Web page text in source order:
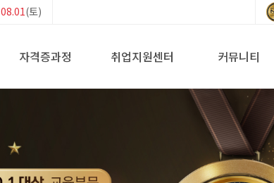
08.01(토)
자격증과정 취업지원센터 커뮤니티